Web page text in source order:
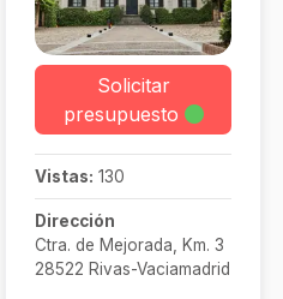
Solicitar
presupuesto
Vistas: 130
Dirección
Ctra. de Mejorada, Km. 3
28522 Rivas-Vaciamadrid